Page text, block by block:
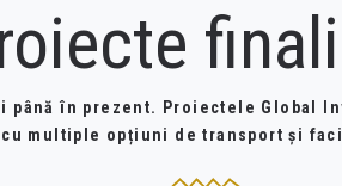
până în prezent. Proiectele Global
cu multiple opțiuni de transport și